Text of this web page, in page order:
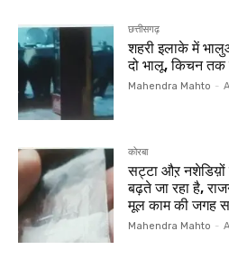
छत्तीसगढ़
शहरी इलाके में
दो भालू, किचन
Mahendra Mahto -
कोरबा
सट्टा औऱ नशेडिय़ों
बढ़ते जा रहा है,
मूल काम की जगह
Mahendra Mahto -